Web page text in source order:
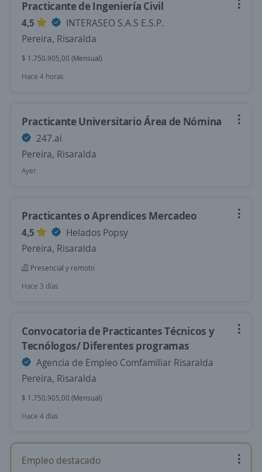
Practicante de Ingeniería Civil
4,5
INTERASEO S.A.S E.S.P.
Pereira, Risaralda
$ 1.750.905,00 (Mensual)
Hace 4 horas
Practicante Universitario Área de Nómina
247.ai
Pereira, Risaralda
Ayer
Practicantes o Aprendices Mercadeo
4,5
Helados Popsy
Pereira, Risaralda
Presencial y remoto
Hace 3 días
Convocatoria de Practicantes Técnicos y
Tecnólogos/ Diferentes programas
Agencia de Empleo Comfamiliar Risaralda
Pereira, Risaralda
$ 1.750.905,00 (Mensual)
Hace 4 días
Empleo destacado